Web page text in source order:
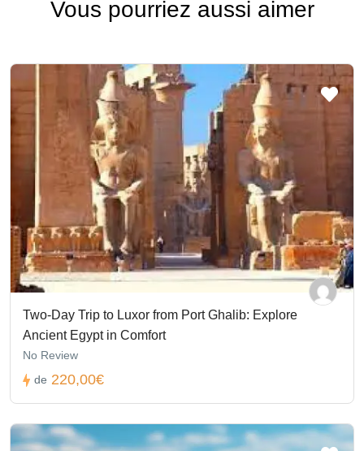
Vous pourriez aussi aimer
Two-Day Trip to Luxor from Port Ghalib: Explore
Ancient Egypt in Comfort
No Review
de 220,00€